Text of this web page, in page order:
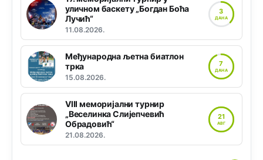
уличном баскету „Богдан Боћа
Лучић“
11.08.2026.
3
ДАНА
Међународна љетна биатлон
трка
15.08.2026.
7
ДАНА
VIII меморијални турнир
„Веселинка Слијепчевић
Обрадовић“
21.08.2026.
21
АВГ